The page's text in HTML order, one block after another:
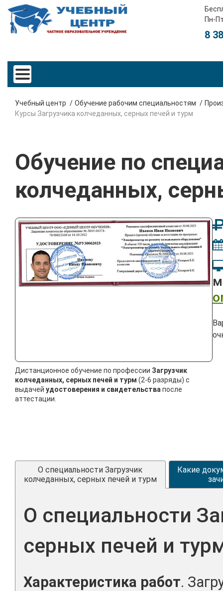
Пн-
8
Учебный центр Обучение рабочим специальностям
Курсы Загрузчика колчеданных, серных печей и турм
Обучение по
колчеданных,
Дистанционное обучение по профессии Загрузчик
колчеданных, серных печей и турм (2-6 разряды) с
выдачей удостоверения и свидетельствапосле
аттестации.
О специальности Загрузчик
колчеданных, серных печей и турм
Какие
О специальности
серных печей и
Характеристика работ.